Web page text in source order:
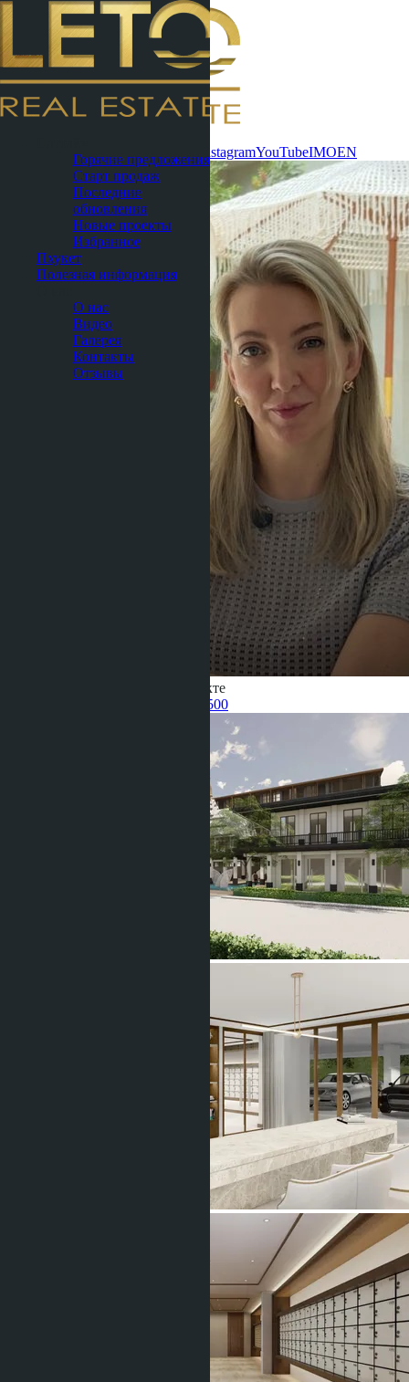
WhatsApp InstagramYouTubeIMOEN
Горячие предложения
Старт продаж
Последние
обновления
Новые проекты
Избранное
Пхукет
Полезная информация
О нас
Видео
Галерея
Контакты
Отзывы
Получить информацию об объекте
+66 80 006 4500